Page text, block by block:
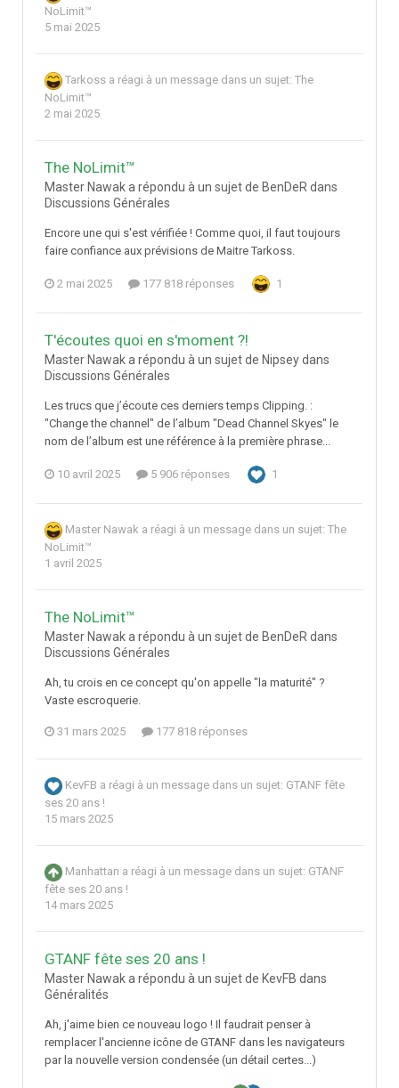
NoLimit™
5 mai 2025
Tarkoss a réagi à un message dans un sujet: The
NoLimit™
2 mai 2025
The NoLimit™
Master Nawak a répondu à un sujet de BenDeR dans
Discussions Générales
Encore une qui s'est vérifiée ! Comme quoi, il faut toujours
faire confiance aux prévisions de Maitre Tarkoss.
2 mai 2025 177 818 réponses 1
T'écoutes quoi en s'moment ?!
Master Nawak a répondu à un sujet de Nipsey dans
Discussions Générales
Les trucs que j’écoute ces derniers temps Clipping. :
"Change the channel" de l’album "Dead Channel Skyes" le
nom de l’album est une référence à la première phrase...
10 avril 2025 5 906 réponses 1
Master Nawak a réagi à un message dans un sujet: The
NoLimit™
1 avril 2025
The NoLimit™
Master Nawak a répondu à un sujet de BenDeR dans
Discussions Générales
Ah, tu crois en ce concept qu'on appelle "la maturité" ?
Vaste escroquerie.
31 mars 2025 177 818 réponses
KevFB a réagi à un message dans un sujet: GTANF fête
ses 20 ans !
15 mars 2025
Manhattan a réagi à un message dans un sujet: GTANF
fête ses 20 ans !
14 mars 2025
GTANF fête ses 20 ans !
Master Nawak a répondu à un sujet de KevFB dans
Généralités
Ah, j'aime bien ce nouveau logo ! Il faudrait penser à
remplacer l'ancienne icône de GTANF dans les navigateurs
par la nouvelle version condensée (un détail certes...)